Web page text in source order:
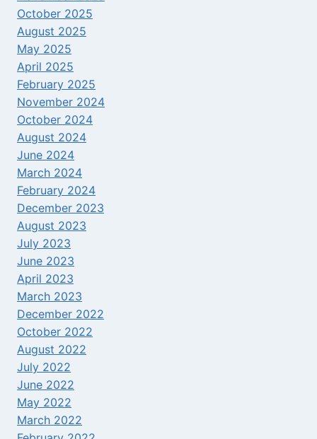
October 2025
August 2025
May 2025
April 2025
February 2025
November 2024
October 2024
August 2024
June 2024
March 2024
February 2024
December 2023
August 2023
July 2023
June 2023
April 2023
March 2023
December 2022
October 2022
August 2022
July 2022
June 2022
May 2022
March 2022